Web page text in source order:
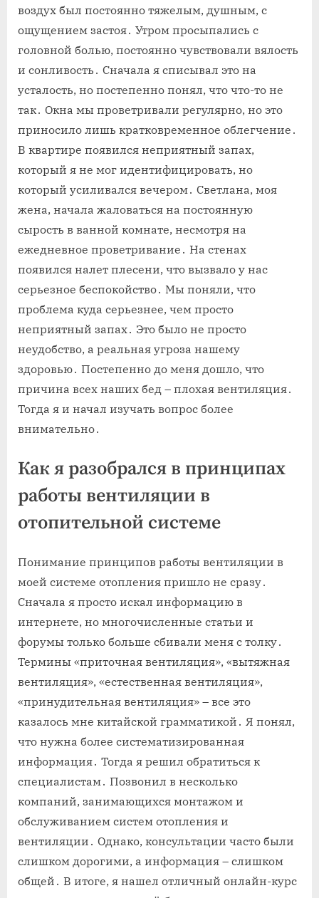
воздух был постоянно тяжелым, душным, с
ощущением застоя․ Утром просыпались с
головной болью, постоянно чувствовали вялость
и сонливость․ Сначала я списывал это на
усталость, но постепенно понял, что что-то не
так․ Окна мы проветривали регулярно, но это
приносило лишь кратковременное облегчение․
В квартире появился неприятный запах,
который я не мог идентифицировать, но
который усиливался вечером․ Светлана, моя
жена, начала жаловаться на постоянную
сырость в ванной комнате, несмотря на
ежедневное проветривание․ На стенах
появился налет плесени, что вызвало у нас
серьезное беспокойство․ Мы поняли, что
проблема куда серьезнее, чем просто
неприятный запах․ Это было не просто
неудобство, а реальная угроза нашему
здоровью․ Постепенно до меня дошло, что
причина всех наших бед – плохая вентиляция․
Тогда я и начал изучать вопрос более
внимательно․
Как я разобрался в принципах
работы вентиляции в
отопительной системе
Понимание принципов работы вентиляции в
моей системе отопления пришло не сразу․
Сначала я просто искал информацию в
интернете, но многочисленные статьи и
форумы только больше сбивали меня с толку․
Термины «приточная вентиляция», «вытяжная
вентиляция», «естественная вентиляция»,
«принудительная вентиляция» – все это
казалось мне китайской грамматикой․ Я понял,
что нужна более систематизированная
информация․ Тогда я решил обратиться к
специалистам․ Позвонил в несколько
компаний, занимающихся монтажом и
обслуживанием систем отопления и
вентиляции․ Однако, консультации часто были
слишком дорогими, а информация – слишком
общей․ В итоге, я нашел отличный онлайн-курс